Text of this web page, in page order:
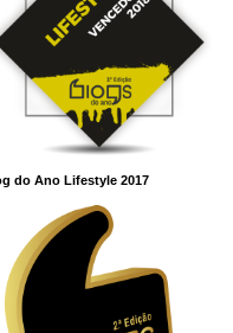
do Ano Lifestyle 2017